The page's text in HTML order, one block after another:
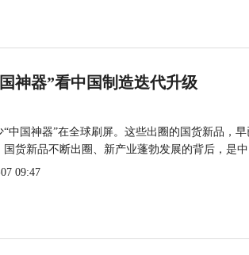
神器”看中国制造迭代升级
“中国神器”在全球刷屏。这些出圈的国货新品，
国货新品不断出圈、新产业蓬勃发展的背后，是中
09:47